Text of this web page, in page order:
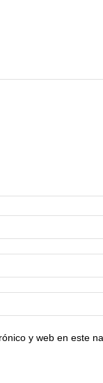
y web en este